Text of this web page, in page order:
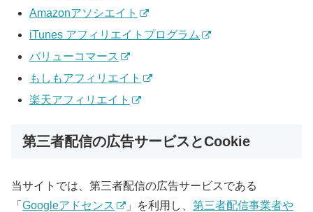
Amazonアソシエイト
iTunes アフィリエイトプログラム
バリューコマース
もしもアフィリエイト
楽天アフィリエイト
第三者配信の広告サービスとCookie
当サイトでは、第三者配信の広告サービスである
「 Googleアドセンス 」を利用し、 第三者配信事業者や